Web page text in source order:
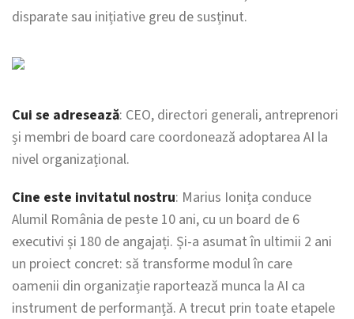
disparate sau inițiative greu de susținut.
Cui se adresează: CEO, directori generali, antreprenori
și membri de board care coordonează adoptarea AI la
nivel organizațional.
Cine este invitatul nostru: Marius Ionița conduce
Alumil România de peste 10 ani, cu un board de 6
executivi și 180 de angajați. Și-a asumat în ultimii 2 ani
un proiect concret: să transforme modul în care
oamenii din organizație raportează munca la AI ca
instrument de performanță. A trecut prin toate etapele